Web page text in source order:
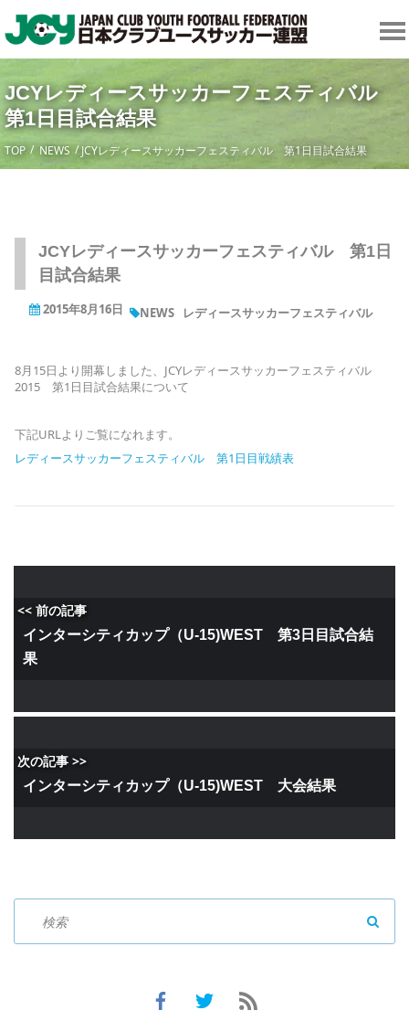
JCYレディースサッカーフェスティバル
第1日目試合結果
TOP NEWS JCYレディースサッカーフェスティバル 第1日目試合結果
JCYレディースサッカーフェスティバル 第1日
目試合結果
2015年8月16日 NEWS レディースサッカーフェスティバル
8月15日より開幕しました、JCYレディースサッカーフェスティバル
2015 第1日目試合結果について
下記URLよりご覧になれます。
レディースサッカーフェスティバル 第1日目戦績表
<< 前の記事
インターシティカップ（U-15)WEST 第3日目試合結
果
次の記事 >>
インターシティカップ（U-15)WEST 大会結果